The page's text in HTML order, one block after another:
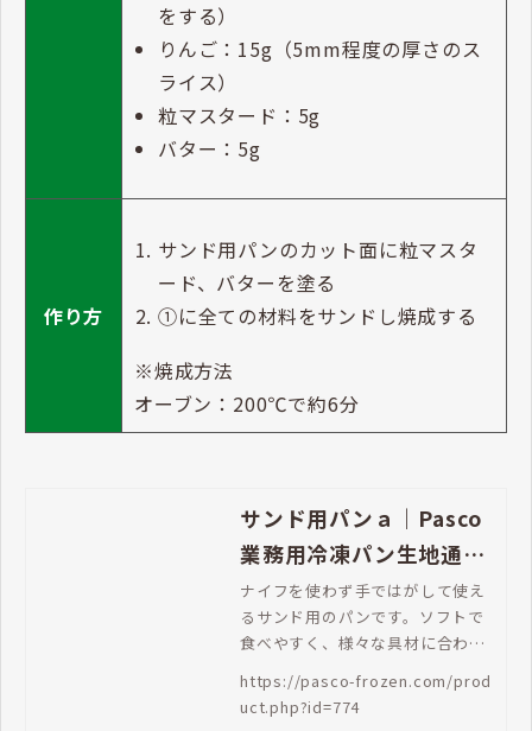
をする）
りんご：15g（5mm程度の厚さのス
ライス）
粒マスタード：5g
バター：5g
作り方
サンド用パンのカット面に粒マスタ
ード、バターを塗る
①に全ての材料をサンドし焼成する
※焼成方法
オーブン：200℃で約6分
サンド用パンａ｜Pasco
業務用冷凍パン生地通販
| Pasco 業務用冷凍パン
生地通販
ナイフを使わず手ではがして使え
るサンド用のパンです。ソフトで
食べやすく、様々な具材に合わせ
https://pasco-frozen.com/prod
uct.php?id=774